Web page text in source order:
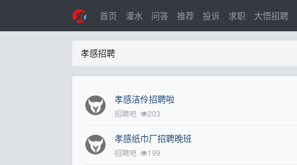
首页 灌水 问答 推荐 投诉 求职 大悟招聘
孝感招聘
孝感洁伶招聘啦
招聘吧 203
孝感纸巾厂招聘晚班
招聘吧 199